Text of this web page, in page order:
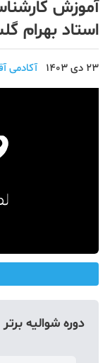
تحلیل مسکن
همایش و نمایشگاه
آموزش
استاد بهرام
23 دی 1403 آکادمی
دوره شوالیه برتر